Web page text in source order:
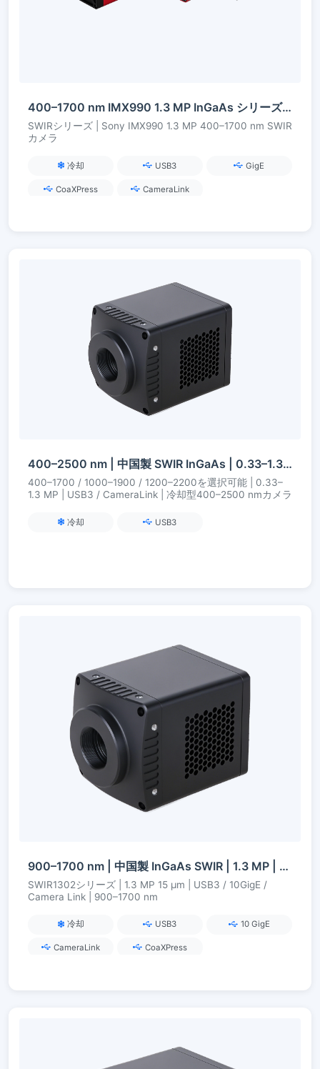
400–1700 nm IMX990 1.3 MP InGaAs シリーズ SWIR カメラ
SWIRシリーズ | Sony IMX990 1.3 MP 400–1700 nm SWIR
カメラ
冷却 USB3 GigE
CoaXPress CameraLink
400–2500 nm | 中国製 SWIR InGaAs | 0.33–1.3 MP | USB3 / CameraLink | 冷却型 | SWIRカメラ
400–1700 / 1000–1900 / 1200–2200を選択可能 | 0.33–
1.3 MP | USB3 / CameraLink | 冷却型400–2500 nmカメラ
冷却 USB3
900–1700 nm | 中国製 InGaAs SWIR | 1.3 MP | USB3 / 10GigE / Camera Link | 冷却 | SWIRカメラ
SWIR1302シリーズ | 1.3 MP 15 µm | USB3 / 10GigE /
Camera Link | 900–1700 nm
冷却 USB3 10 GigE
CameraLink CoaXPress